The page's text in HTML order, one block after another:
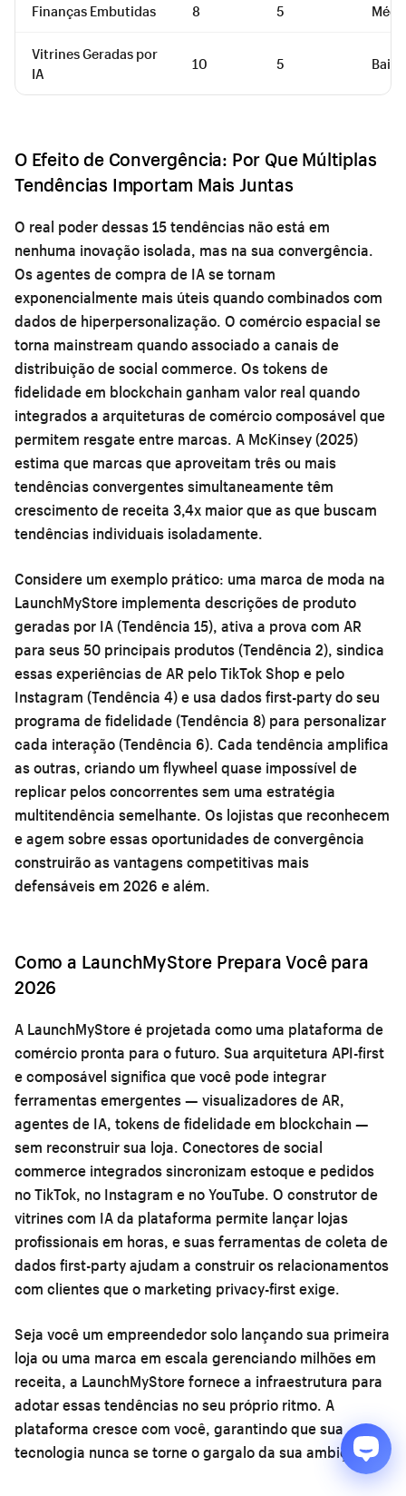
Finanças Embutidas 8 5
Vitrines Geradas por
IA
10 5 Baixo
O Efeito de Convergência: Por Que Múltiplas
Tendências Importam Mais Juntas
O real poder dessas 15 tendências não está em
nenhuma inovação isolada, mas na sua convergência.
Os agentes de compra de IA se tornam
exponencialmente mais úteis quando combinados com
dados de hiperpersonalização. O comércio espacial se
torna mainstream quando associado a canais de
distribuição de social commerce. Os tokens de
fidelidade em blockchain ganham valor real quando
integrados a arquiteturas de comércio composável que
permitem resgate entre marcas. A McKinsey (2025)
estima que marcas que aproveitam três ou mais
tendências convergentes simultaneamente têm
crescimento de receita 3,4x maior que as que buscam
tendências individuais isoladamente.
Considere um exemplo prático: uma marca de moda na
LaunchMyStore implementa descrições de produto
geradas por IA (Tendência 15), ativa a prova com AR
para seus 50 principais produtos (Tendência 2), sindica
essas experiências de AR pelo TikTok Shop e pelo
Instagram (Tendência 4) e usa dados first-party do seu
programa de fidelidade (Tendência 8) para personalizar
cada interação (Tendência 6). Cada tendência amplifica
as outras, criando um flywheel quase impossível de
replicar pelos concorrentes sem uma estratégia
multitendência semelhante. Os lojistas que reconhecem
e agem sobre essas oportunidades de convergência
construirão as vantagens competitivas mais
defensáveis em 2026 e além.
Como a LaunchMyStore Prepara Você para
2026
A LaunchMyStore é projetada como uma plataforma de
comércio pronta para o futuro. Sua arquitetura API-first
e composável significa que você pode integrar
ferramentas emergentes — visualizadores de AR,
agentes de IA, tokens de fidelidade em blockchain —
sem reconstruir sua loja. Conectores de social
commerce integrados sincronizam estoque e pedidos
no TikTok, no Instagram e no YouTube. O construtor de
vitrines com IA da plataforma permite lançar lojas
profissionais em horas, e suas ferramentas de coleta de
dados first-party ajudam a construir os relacionamentos
com clientes que o marketing privacy-first exige.
Seja você um empreendedor solo lançando sua primeira
loja ou uma marca em escala gerenciando milhões em
receita, a LaunchMyStore fornece a infraestrutura para
adotar essas tendências no seu próprio ritmo. A
plataforma cresce com você, garantindo que sua
tecnologia nunca se torne o gargalo da sua ambição.